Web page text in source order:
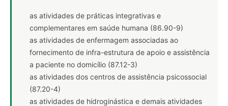
as atividades de práticas integrativas e
complementares em saúde humana (86.90-9)
as atividades de enfermagem associadas ao
fornecimento de infra-estrutura de apoio e assistência
a paciente no domicílio (87.12-3)
as atividades dos centros de assistência psicossocial
(87.20-4)
as atividades de hidroginástica e demais atividades